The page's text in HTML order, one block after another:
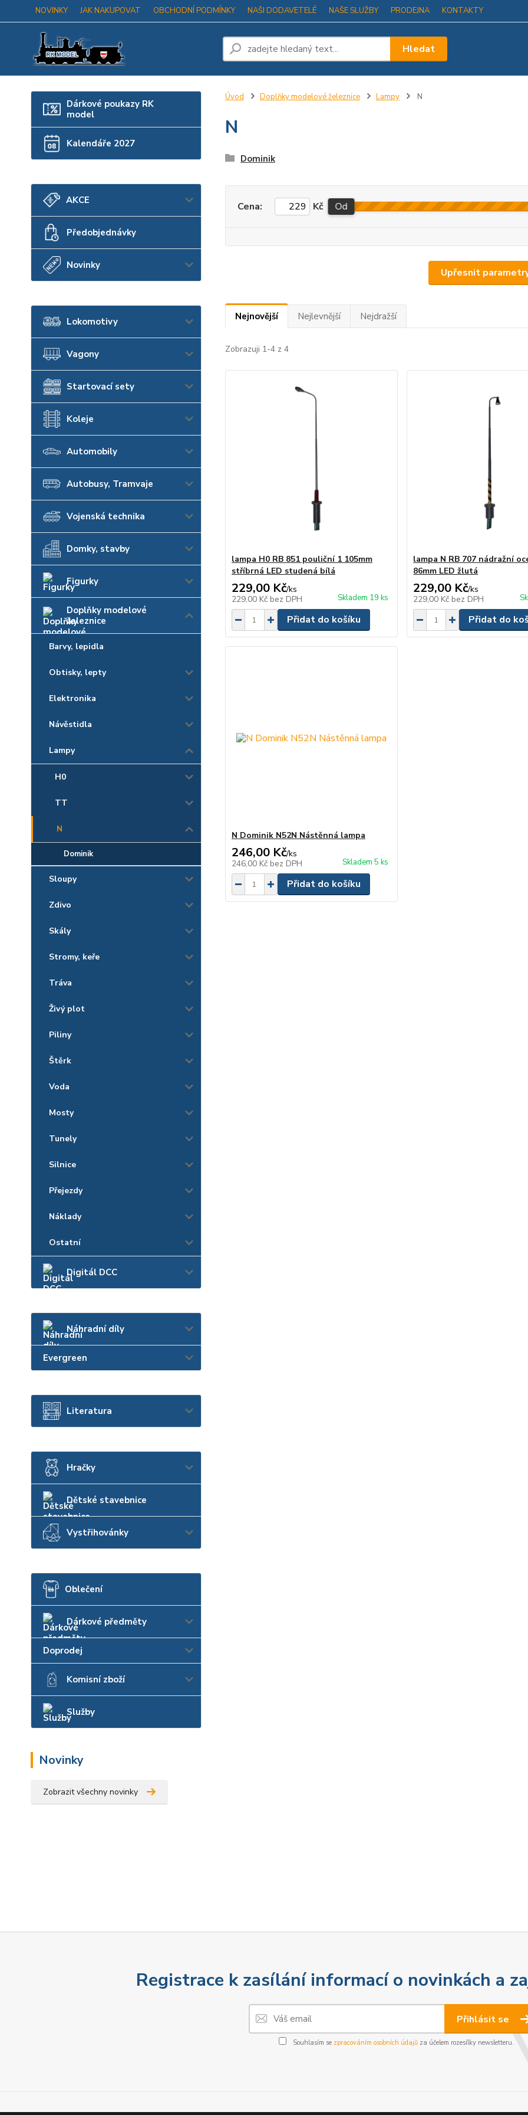
NOVINKY JAK NAKUPOVAT OBCHODNÍ PODMÍNKY NAŠI DODAVETELÉ NAŠE SLUŽBY PRODEJNA KONTAKTY
Hledat
Dárkové poukazy RK
model
Kalendáře 2027
AKCE
Předobjednávky
Novinky
Lokomotivy
Vagony
Startovací sety
Koleje
Automobily
Autobusy, Tramvaje
Vojenská technika
Domky, stavby
Figurky
Doplňky modelové
železnice
Barvy, lepidla
Obtisky, lepty
Elektronika
Návěstidla
Lampy
H0
TT
N
Dominik
Sloupy
Zdivo
Skály
Stromy, keře
Tráva
Živý plot
Piliny
Štěrk
Voda
Mosty
Tunely
Silnice
Přejezdy
Náklady
Ostatní
Digitál DCC
Náhradní díly
Evergreen
Literatura
Hračky
Dětské stavebnice
Vystřihovánky
Oblečení
Dárkové předměty
Doprodej
Komisní zboží
Služby
Novinky
Zobrazit všechny novinky
Úvod Doplňky modelové železnice Lampy N
N
Dominik
Upřesnit
Cena: Kč Od
Nejnovější Nejlevnější Nejdražší
Zobrazuji 1-4 z 4
lampa H0 RB 851 pouliční 1 105mm
stříbrná LED studená bílá
229,00 Kč/ks
229,00 Kč bez DPH Skladem 19 ks
Přidat do košíku
lampa N RB 707 nádražní
86mm LED žlutá
229,00 Kč/ks
229,00 Kč bez DPH
Přidat do
N Dominik N52N Nástěnná lampa
246,00 Kč/ks
246,00 Kč bez DPH Skladem 5 ks
Přidat do košíku
Registrace k zasílání informací o novinkách a
Přihlásit se
Souhlasím se zpracováním osobních údajůza účelem rozesílky newsletteru.